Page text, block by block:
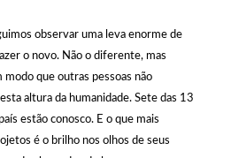
observar uma leva enorme de
o novo. Não o diferente, mas
que outras pessoas não
altura da humanidade. Sete das 13
estão conosco. E o que mais
é o brilho nos olhos de seus